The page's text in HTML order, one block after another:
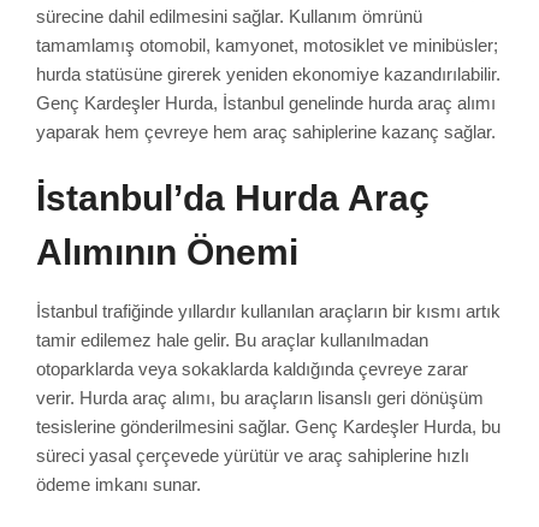
sürecine dahil edilmesini sağlar. Kullanım ömrünü
tamamlamış otomobil, kamyonet, motosiklet ve minibüsler;
hurda statüsüne girerek yeniden ekonomiye kazandırılabilir.
Genç Kardeşler Hurda, İstanbul genelinde hurda araç alımı
yaparak hem çevreye hem araç sahiplerine kazanç sağlar.
İstanbul’da Hurda Araç
Alımının Önemi
İstanbul trafiğinde yıllardır kullanılan araçların bir kısmı artık
tamir edilemez hale gelir. Bu araçlar kullanılmadan
otoparklarda veya sokaklarda kaldığında çevreye zarar
verir. Hurda araç alımı, bu araçların lisanslı geri dönüşüm
tesislerine gönderilmesini sağlar. Genç Kardeşler Hurda, bu
süreci yasal çerçevede yürütür ve araç sahiplerine hızlı
ödeme imkanı sunar.